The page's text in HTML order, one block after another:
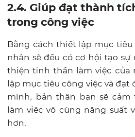
2.4. Giúp đạt thành
trong công việc
Bằng cách thiết lập mục tiêu
nhân sẽ đều có cơ hội tạo sự
thiện tinh thần làm việc của
lập mục tiêu công việc và đạt
mình, bản thân bạn sẽ cảm
làm việc vô cùng năng suất
hơn.